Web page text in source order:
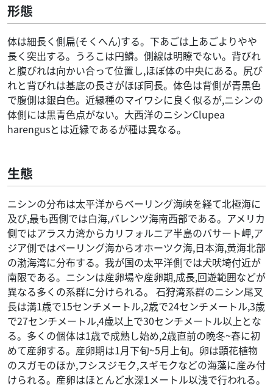
形態
体は細長く側扁(そくへん)する。下あごは上あごよりやや
長く突出する。うろこは円鱗。側線は明瞭でない。背びれ
と腹びれは向かい合って位置し,ほぼ体の中央にある。尻び
れと背びれは基底の長さがほぼ同長。体色は背側が青黒色
で腹側は銀白色。近縁種のマイワシに良く似るが,ニシンの
体側には黒青色点がない。大西洋のニシンClupea
harengusとは近縁であるが種は異なる。
生態
ニシンの分布は太平洋からベーリング海峡を経て北極海に
及び,最も西側では白海,バレンツ海南西部である。アメリカ
側ではアラスカ湾からカリフォルニア半島のバサート岬,ア
ジア側ではベーリング海からオホーツク海,日本海,黄海北部
の渤海湾に分布する。我が国の太平洋側では犬吠埼付近が
南限である。ニシンは産卵場や産卵期,成長,回遊範囲などが
異なる多くの系群に分けられる。 石狩湾系群のニシン尾叉
長は満1歳で15センチメートル,2歳で24センチメートル,3歳
で27センチメートル,4歳以上で30センチメートル以上とな
る。多くの個体は1歳で成熟し始め,2歳直前の晩冬~春に初
めて産卵する。産卵期は1月下旬~5月上旬。卵は顕花植物
のスガモのほか,フシスジモク,スギモクなどの海藻に産み付
けられる。産卵はほとんど水深1メートル以浅で行われる。